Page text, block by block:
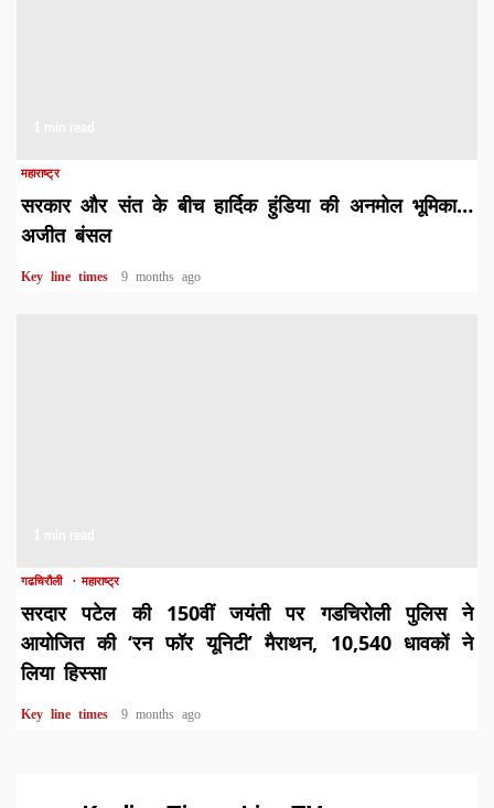
महाराष्ट्र
सरकार और संत के बीच हार्दिक हुंडिया की अनमोल भूमिका…
अजीत बंसल
Key line times 9 months ago
गढचिरौली महाराष्ट्र
सरदार पटेल की 150वीं जयंती पर गडचिरोली पुलिस ने
आयोजित की ‘रन फॉर यूनिटी’ मैराथन, 10,540 धावकों ने
लिया हिस्सा
Key line times 9 months ago